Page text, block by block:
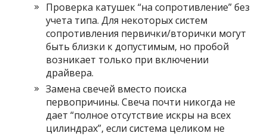
Проверка катушек “на сопротивление” без
учета типа. Для некоторых систем
сопротивления первички/вторички могут
быть близки к допустимым, но пробой
возникает только при включении
драйвера.
Замена свечей вместо поиска
первопричины. Свеча почти никогда не
дает “полное отсутствие искры на всех
цилиндрах”, если система целиком не